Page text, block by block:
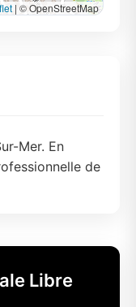
| © OpenStreetMap
Mer. En
de
Libre